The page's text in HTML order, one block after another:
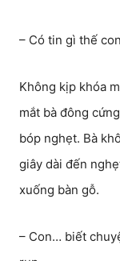
– Có tin gì thế
Không kịp khóa
mắt bà đông
bóp nghẹt. Bà
giây dài đến
xuống bàn gỗ.
– Con… biết